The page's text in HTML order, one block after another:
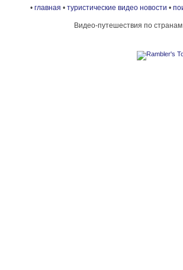
• главная • туристические видео новости •
Видео-путешествия по